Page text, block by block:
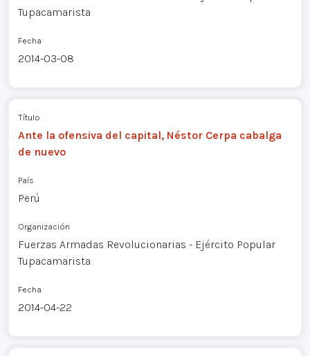
Tupacamarista
Fecha
2014-03-08
Título
Ante la ofensiva del capital, Néstor Cerpa cabalga
de nuevo
País
Perú
Organización
Fuerzas Armadas Revolucionarias - Ejército Popular
Tupacamarista
Fecha
2014-04-22